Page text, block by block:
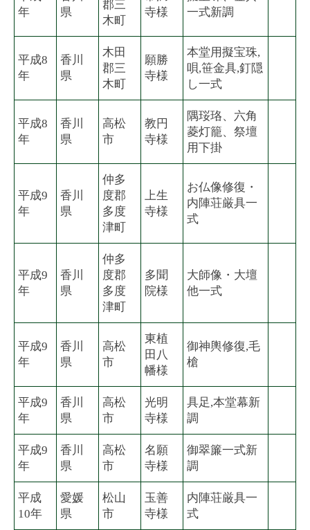
年
県
郡三
木町
寺様
一式新調
平成8
年
香川
県
木田
郡三
木町
願勝
寺様
本堂用擬宝珠,
唄,笹金具,釘隠
し一式
平成8
年
香川
県
高松
市
教円
寺様
隅珱珞、六角
菱灯籠、祭壇
用下掛
平成9
年
香川
県
仲多
度郡
多度
津町
上生
寺様
お仏像修復・
内陣荘厳具一
式
平成9
年
香川
県
仲多
度郡
多度
津町
多聞
院様
大師像・大壇
他一式
平成9
年
香川
県
高松
市
東植
田八
幡様
御神輿修復,毛
槍
平成9
年
香川
県
高松
市
光明
寺様
具足,本堂幕新
調
平成9
年
香川
県
高松
市
名願
寺様
御翠簾一式新
調
平成
10年
愛媛
県
松山
市
玉善
寺様
内陣荘厳具一
式